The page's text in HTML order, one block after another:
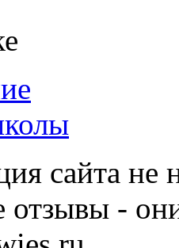
сайта не
-